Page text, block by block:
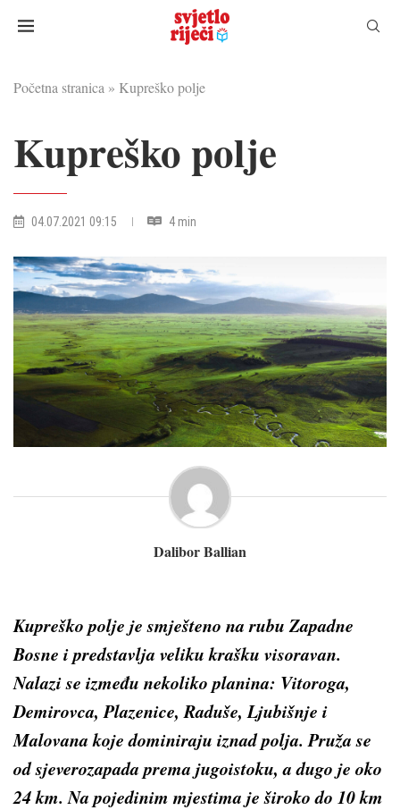
Početna stranica » Kupreško polje
Kupreško polje
04.07.2021 09:15 4 min
Dalibor Ballian
Kupreško polje je smješteno na rubu Zapadne
Bosne i predstavlja veliku krašku visoravan.
Nalazi se između nekoliko planina: Vitoroga,
Demirovca, Plazenice, Raduše, Ljubišnje i
Malovana koje dominiraju iznad polja. Pruža se
od sjeverozapada prema jugoistoku, a dugo je oko
24 km. Na pojedinim mjestima je široko do 10 km